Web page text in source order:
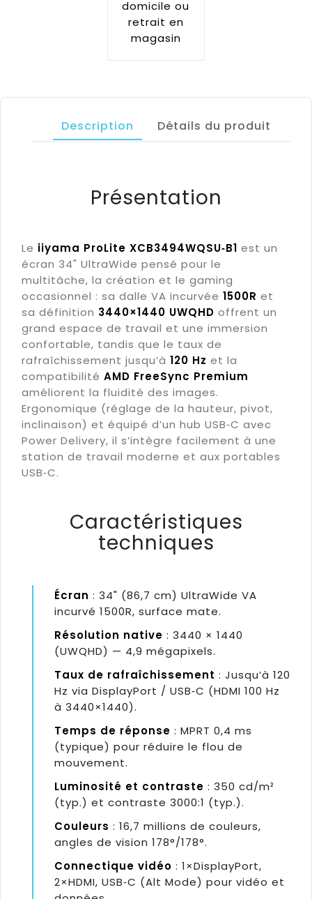
domicile ou
retrait en
magasin
Description Détails du produit
Présentation
Le iiyama ProLite XCB3494WQSU‑B1 est un
écran 34" UltraWide pensé pour le
multitâche, la création et le gaming
occasionnel : sa dalle VA incurvée 1500R et
sa définition 3440×1440 UWQHD offrent un
grand espace de travail et une immersion
confortable, tandis que le taux de
rafraîchissement jusqu’à 120 Hz et la
compatibilité AMD FreeSync Premium
améliorent la fluidité des images.
Ergonomique (réglage de la hauteur, pivot,
inclinaison) et équipé d’un hub USB‑C avec
Power Delivery, il s’intègre facilement à une
station de travail moderne et aux portables
USB‑C.
Caractéristiques
techniques
Écran : 34" (86,7 cm) UltraWide VA
incurvé 1500R, surface mate.
Résolution native : 3440 × 1440
(UWQHD) — 4,9 mégapixels.
Taux de rafraîchissement : Jusqu’à 120
Hz via DisplayPort / USB‑C (HDMI 100 Hz
à 3440×1440).
Temps de réponse : MPRT 0,4 ms
(typique) pour réduire le flou de
mouvement.
Luminosité et contraste : 350 cd/m²
(typ.) et contraste 3000:1 (typ.).
Couleurs : 16,7 millions de couleurs,
angles de vision 178°/178°.
Connectique vidéo : 1×DisplayPort,
2×HDMI, USB‑C (Alt Mode) pour vidéo et